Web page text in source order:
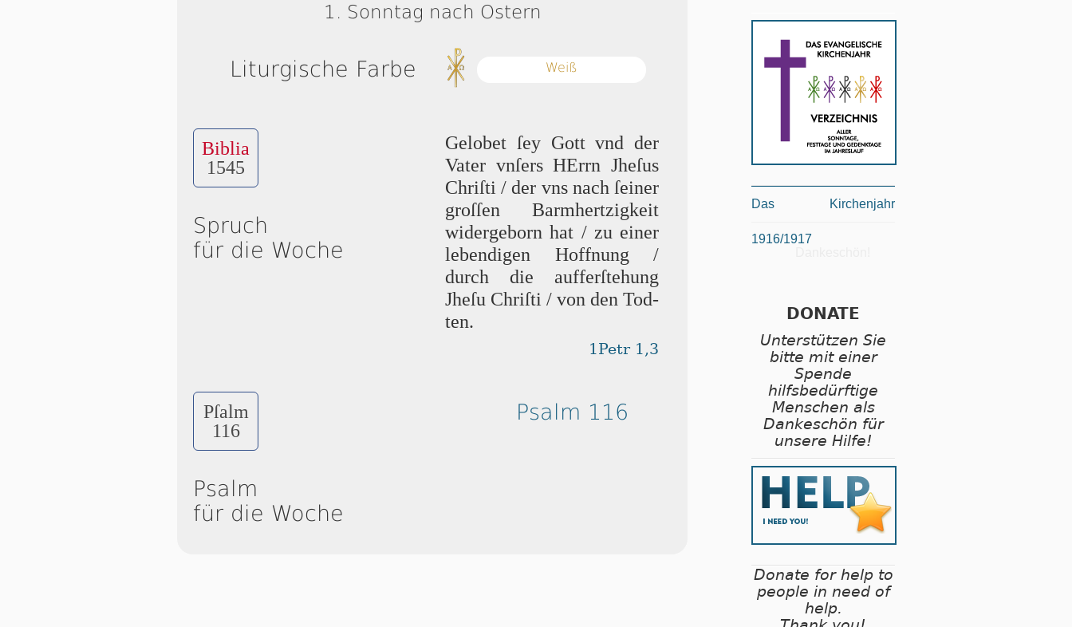
1. Sonntag nach Ostern
Liturgische Farbe Weiß
Biblia
1545
Spruch
für die Woche
Gelobet ſey Gott vnd der
Va­ter vn­ſers HErrn Jhe­ſus
Chri­ſti / der vns nach ſei­ner
groſ­ſen Barm­her­tzig­keit
widergeborn hat / zu einer
lebendigen Hoffnung /
durch die auff­er­ſte­hung
Jhe­ſu Chri­ſti / von den Tod­
ten.
1Petr 1,3
Pſalm
116
Psalm
für die Woche
Psalm 116
Das Kirchenjahr
1916/1917
DONATE
Unterstützen Sie
bitte mit einer
Spende
hilfsbedürftige
Menschen als
Dankeschön für
unsere Hilfe!
Donate for help to
people in need of
help.